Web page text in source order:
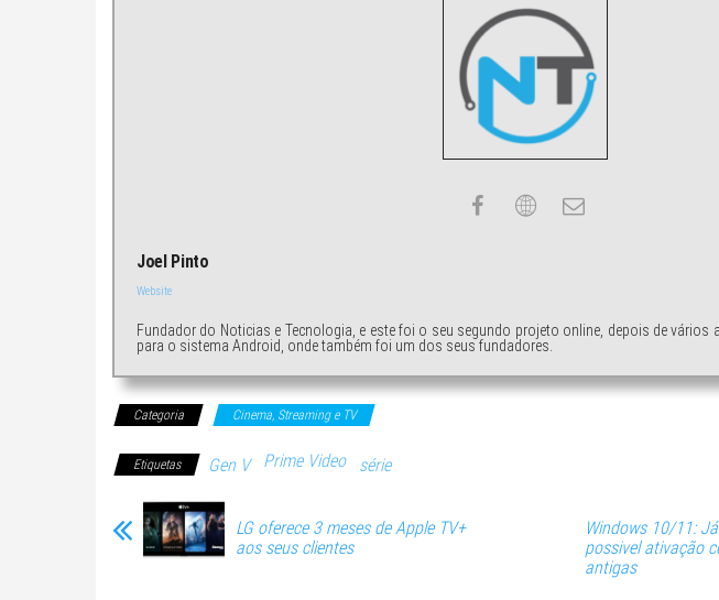
Joel Pinto
Website
Fundador do Noticias e Tecnologia, e este foi o seu segundo projeto online, depois de
para o sistema Android, onde também foi um dos seus fundadores.
Categoria Cinema, Streaming e TV
Etiquetas Gen V Prime Video série
LG oferece 3 meses de Apple TV+
aos seus clientes
Windows 10/11:
possivel ativação
antigas